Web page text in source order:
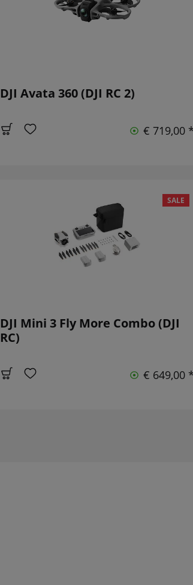
DJI Avata 360 (DJI RC 2)
€ 719,00 *
SALE
DJI Mini 3 Fly More Combo (DJI
RC)
€ 649,00 *